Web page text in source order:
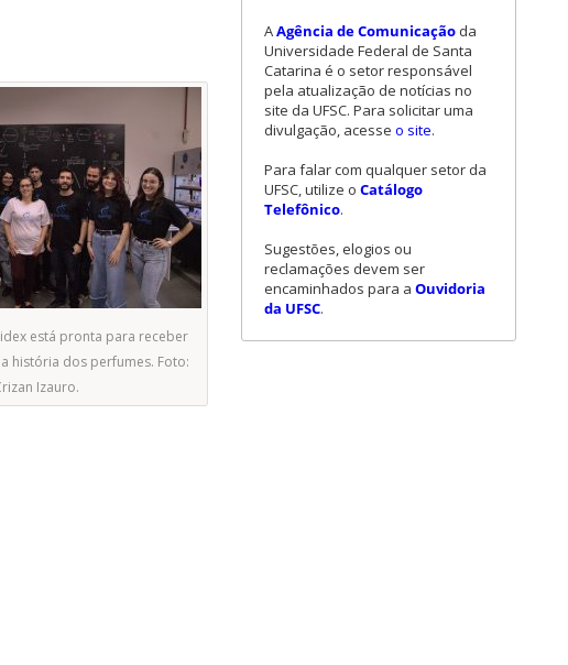
está pronta para receber
história dos perfumes. Foto:
Izauro.
AAgência de Comunicação da
Universidade Federal de Santa
Catarina é o setor responsável
pela atualização de notícias no
site da UFSC. Para solicitar uma
divulgação, acesse o site.
Para falar com qualquer setor da
UFSC, utilize o Catálogo
Telefônico.
Sugestões, elogios ou
reclamações devem ser
encaminhados para a Ouvidoria
da UFSC.